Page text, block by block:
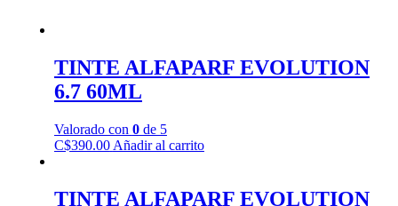
TINTE ALFAPARF EVOLUTION
6.7 60ML
Valorado con 0de 5
C$390.00 Añadir al carrito
TINTE ALFAPARF EVOLUTION